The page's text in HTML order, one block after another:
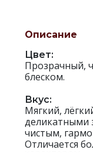
Описание
Цвет:
Прозрачный,
блеском.
Вкус:
Мягкий,
деликатными
чистым,
Отличается